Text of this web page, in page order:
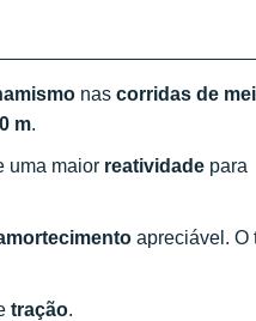
nas corridas de
m.
uma maior reatividade para
apreciável. O
tração.